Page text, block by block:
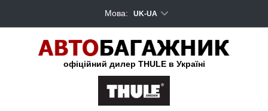
Мова: UK-UA
офіційний дилер THULE в Україні